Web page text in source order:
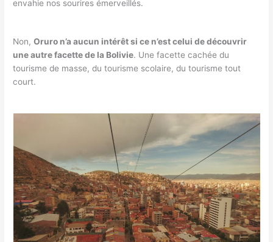
envahie nos sourires émerveillés.
Non,Oruro n’a aucun intérêt si ce n’est celui de découvrir
une autre facette de la Bolivie. Une facette cachée du
tourisme de masse, du tourisme scolaire, du tourisme tout
court.